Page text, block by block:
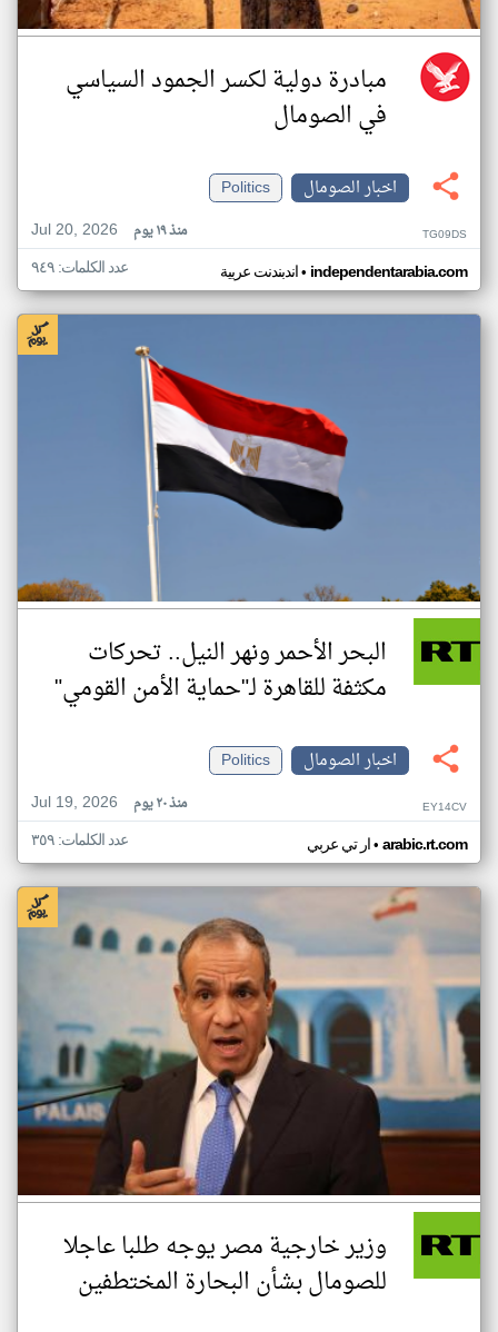
مبادرة دولية لكسر الجمود السياسي
في الصومال
اخبار الصومال
Politics
Jul 20, 2026
منذ ١٩ يوم TG09DS
اندبندنت عربية• independentarabia.com عدد الكلمات: ٩٤٩
البحر الأحمر ونهر النيل.. تحركات
مكثفة للقاهرة لـ"حماية الأمن القومي"
اخبار الصومال
Politics
Jul 19, 2026
منذ ٢٠ يوم EY14CV
ار تي عربي• arabic.rt.com عدد الكلمات: ٣٥٩
وزير خارجية مصر يوجه طلبا عاجلا
للصومال بشأن البحارة المختطفين